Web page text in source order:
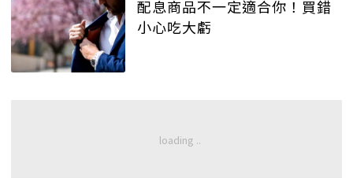
配息商品不一定適合你！買錯
小心吃大虧